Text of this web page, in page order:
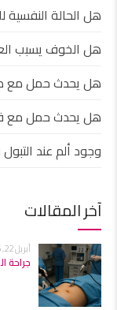
هل الحالة
هل الخوف يسبب
هل يحدث حمل مع
هل يحدث حمل مع
وجود ألم عند
آخر المقالات
أبريل 22, 2025
جراحة